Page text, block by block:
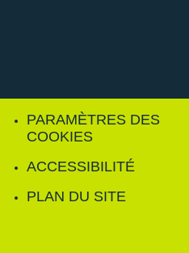
PARAMÈTRES DES
COOKIES
ACCESSIBILITÉ
PLAN DU SITE